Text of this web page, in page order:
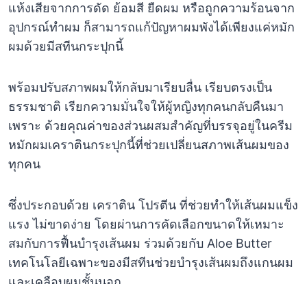
แห้งเสียจากการดัด ย้อมสี ยืดผม หรือถูกความร้อนจาก
อุปกรณ์ทำผม ก็สามารถแก้ปัญหาผมพังได้เพียงแค่หมัก
ผมด้วยมีสทีนกระปุกนี้
พร้อมปรับสภาพผมให้กลับมาเรียบลื่น เรียบตรงเป็น
ธรรมชาติ เรียกความมั่นใจให้ผู้หญิงทุกคนกลับคืนมา
เพราะ ด้วยคุณค่าของส่วนผสมสำคัญที่บรรจุอยู่ในครีม
หมักผมเคราตินกระปุกนี้ที่ช่วยเปลี่ยนสภาพเส้นผมของ
ทุกคน
ซึ่งประกอบด้วย เคราติน โปรตีน ที่ช่วยทำให้เส้นผมแข็ง
แรง ไม่ขาดง่าย โดยผ่านการคัดเลือกขนาดให้เหมาะ
สมกับการฟื้นบำรุงเส้นผม ร่วมด้วยกับ Aloe Butter
เทคโนโลยีเฉพาะของมีสทีนช่วยบำรุงเส้นผมถึงแกนผม